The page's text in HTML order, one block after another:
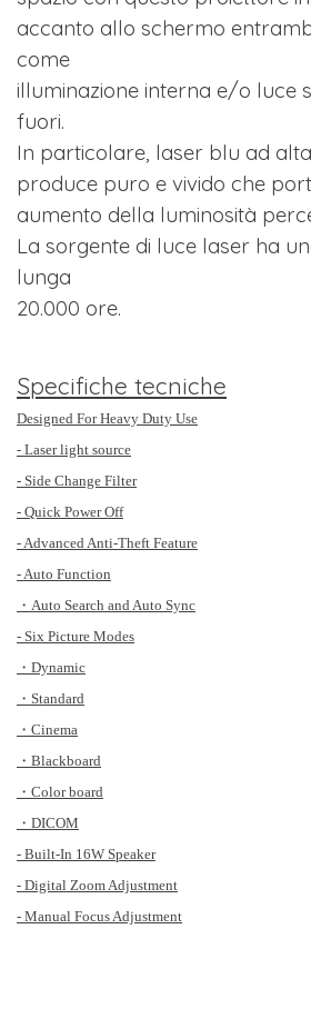
accanto allo schermo
come
illuminazione interna e/o luce
fuori.
In particolare, laser blu ad
produce puro e vivido che
aumento della luminosità
La sorgente di luce laser ha
lunga
20.000 ore.
Specifiche tecniche
Designed For Heavy Duty Use
- Laser light source
- Side Change Filter
- Quick Power Off
- Advanced Anti-Theft Feature
- Auto Function
・Auto Search and Auto Sync
- Six Picture Modes
・Dynamic
・Standard
・Cinema
・Blackboard
・Color board
・DICOM
- Built-In 16W Speaker
- Digital Zoom Adjustment
- Manual Focus Adjustment